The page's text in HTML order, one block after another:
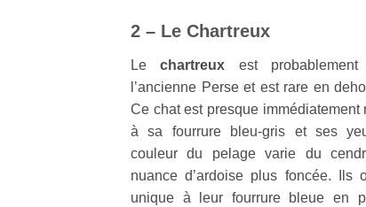
2 – Le Chartreux
Lechartreux est
l’ancienne Perse et est rare en
Ce chat est presque immédiatement
à sa fourrure bleu-gris et ses
couleur du pelage varie du
nuance d’ardoise plus foncée. Ils
unique à leur fourrure bleue en